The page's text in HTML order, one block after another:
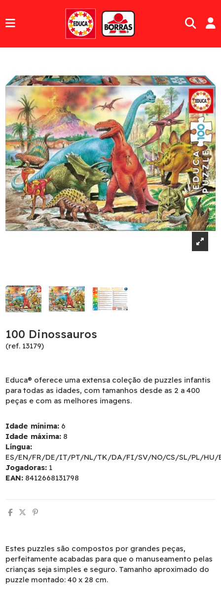
100 Dinossauros
(ref. 13179)
Educa® oferece uma extensa coleção de puzzles infantis
para todas as idades, com tamanhos desde as 2 a 400
peças e com as melhores imagens.
Idade mínima: 6
Idade máxima: 8
Língua:
ES/EN/FR/DE/IT/PT/NL/TK/DA/FI/SV/NO/CS/SL/PL/HU/
Jogadoras: 1
EAN: 8412668131798
Estes puzzles são compostos por grandes peças,
perfeitamente acabadas para que o manuseamento pelas
crianças seja simples e seguro. Tamanho aproximado do
puzzle montado: 40 x 28 cm.